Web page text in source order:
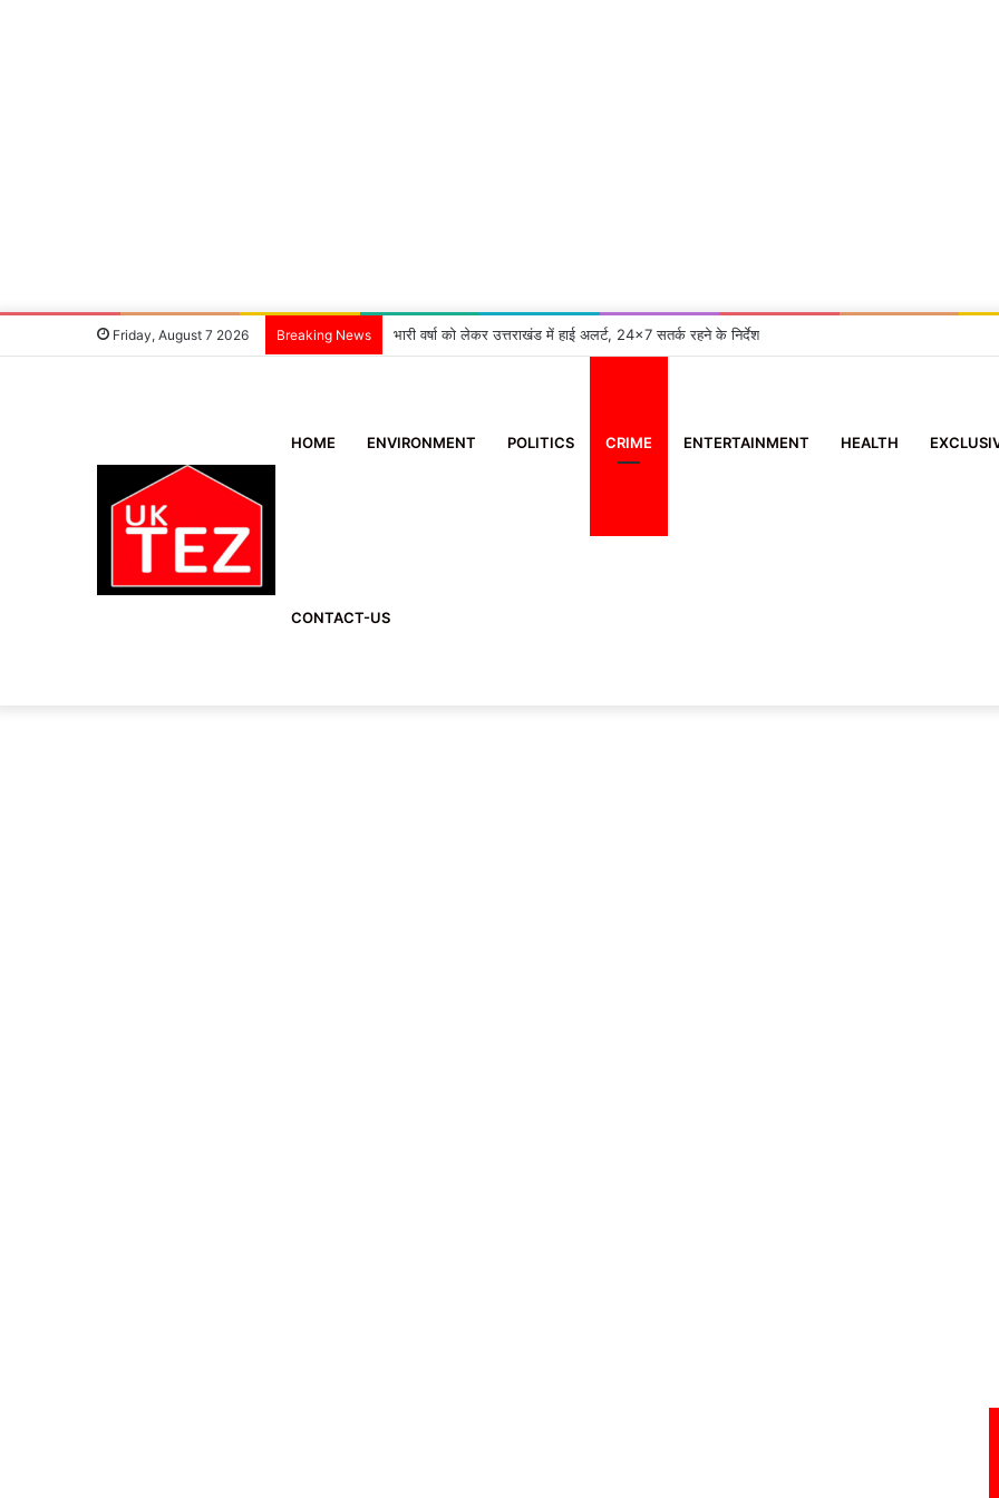
Friday, August 7 2026 Breaking News भारी वर्षा को लेकर उत्तराखंड में हाई अलर्ट, 24×7 सतर्क रहने के निर्देश
HOME ENVIRONMENT POLITICS CRIME ENTERTAINMENT HEALTH
CONTACT-US